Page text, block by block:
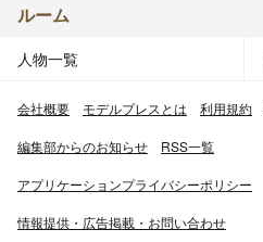
ルーム
人物一覧
会社概要 モデルプレスとは 利用規約
編集部からのお知らせ RSS一覧
アプリケーションプライバシーポリシー
情報提供・広告掲載・お問い合わせ